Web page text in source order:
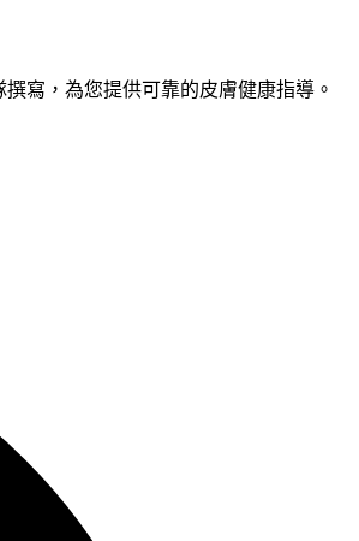
寫，為您提供可靠的皮膚健康指導。